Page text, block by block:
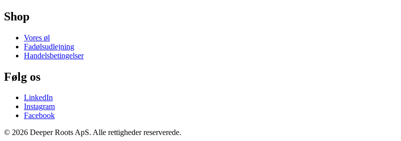
Shop
Vores øl
Fadølsudlejning
Handelsbetingelser
Følg os
LinkedIn
Instagram
Facebook
© 2026 Deeper Roots ApS. Alle rettigheder reserverede.